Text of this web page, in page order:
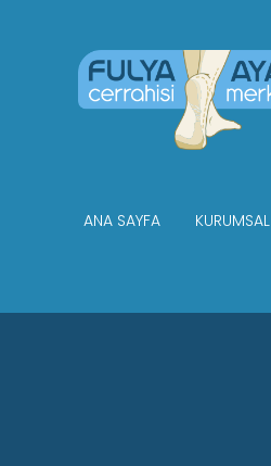
ANA SAYFA KURUMSAL